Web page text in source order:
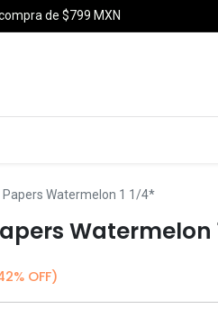
de $799 MXN
Papers Watermelon 1 1/4*
Watermelon
OFF)